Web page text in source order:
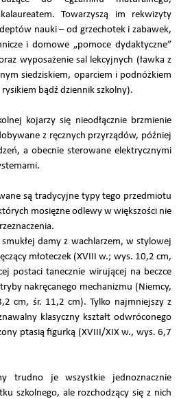
Towarzyszą im rekwizyty
nauki – od grzechotek i zabawek,
i domowe „pomoce dydaktyczne”
wyposażenie sal lekcyjnych (ławka z
siedziskiem, oparciem i podnóżkiem
rysikiem bądź dziennik szkolny).
kojarzy się nieodłącznie brzmienie
z ręcznych przyrządów, później
a obecnie sterowane elektrycznymi
są tradycyjne typy tego przedmiotu
mosiężne odlewy w większości nie
damy z wachlarzem, w stylowej
młoteczek (XVIII w.; wys. 10,2 cm,
postaci tanecznie wirującej na beczce
nakręcanego mechanizmu (Niemcy,
cm, śr. 11,2 cm). Tylko najmniejszy z
klasyczny kształt odwróconego
ptasią figurką (XVIII/XIX w., wys. 6,7
trudno je wszystkie jednoznacznie
szkolnego, ale rozchodzący się z nich